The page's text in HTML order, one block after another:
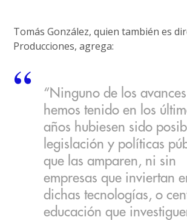
Tomás González, quien también es
Producciones, agrega:
“Ninguno de los
hemos tenido en los
años hubiesen sido
legislación y políticas
que las amparen, ni sin
empresas que inviertan
dichas tecnologías, o
educación que